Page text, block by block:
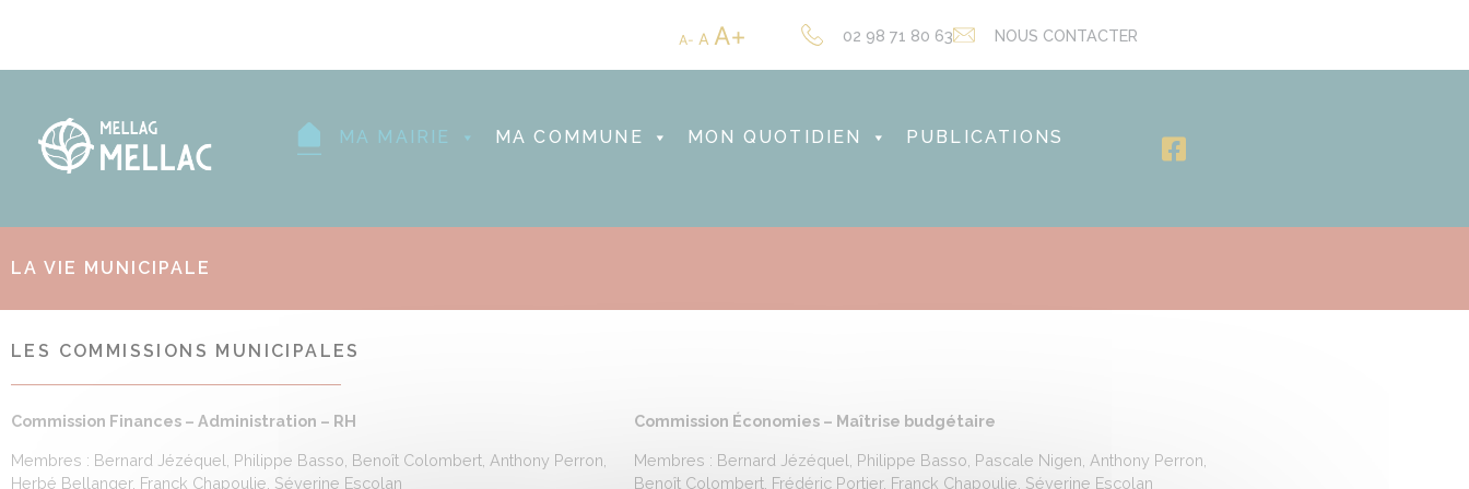
A A A 02 98 71 80 63 NOUS CONTACTER
MA MAIRIE MA COMMUNE MON QUOTIDIEN PUBLICATIONS
LA VIE MUNICIPALE
LES COMMISSIONS MUNICIPALES
Commission Finances – Administration – RH
Membres : Bernard Jézéquel, Philippe Basso, Benoît Colombert, Anthony Perron,
Herbé Bellanger, Franck Chapoulie, Séverine Escolan
Commission Économies – Maîtrise budgétaire
Membres : Bernard Jézéquel, Philippe Basso, Pascale Nigen, Anthony Perron,
Benoît Colombert, Frédéric Portier, Franck Chapoulie, Séverine Escolan